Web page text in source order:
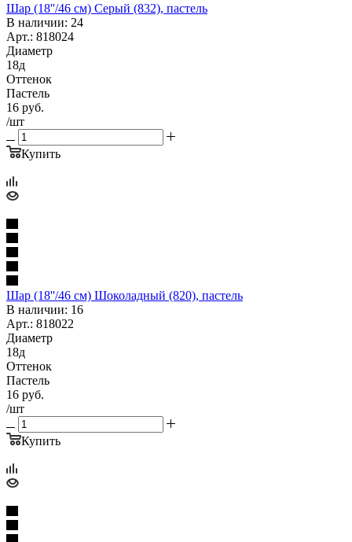
Шар (18''/46 см) Серый (832), пастель
В наличии: 24
Арт.: 818024
Диаметр
18д
Оттенок
Пастель
16 руб.
/шт
Купить
Шар (18''/46 см) Шоколадный (820), пастель
В наличии: 16
Арт.: 818022
Диаметр
18д
Оттенок
Пастель
16 руб.
/шт
Купить